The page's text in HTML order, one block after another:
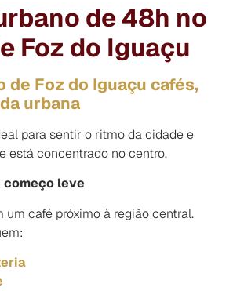
de 48h no
Foz do Iguaçu
de Foz do Iguaçu cafés,
urbana
para sentir o ritmo da cidade e
está concentrado no centro.
começo leve
um café próximo à região central.